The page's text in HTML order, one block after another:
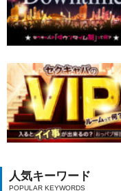
人気キーワード